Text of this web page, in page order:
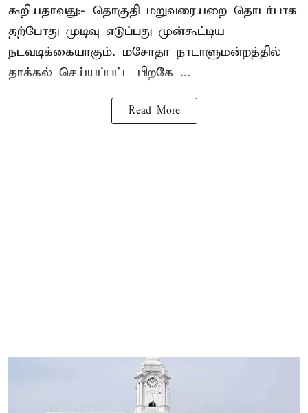
கூறியதாவது:- தொகுதி மறுவரையறை தொடர்பாக
தற்போது முடிவு எடுப்பது முன்கூட்டிய
நடவடிக்கையாகும். மசோதா நாடாளுமன்றத்தில்
தாக்கல் செய்யப்பட்ட பிறகே ...
Read More